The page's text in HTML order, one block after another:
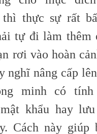
thì thực sự rất
tự đi làm thêm
rơi vào hoàn
nghĩ nâng cấp
minh có tính
khẩu hay
Cách này giúp